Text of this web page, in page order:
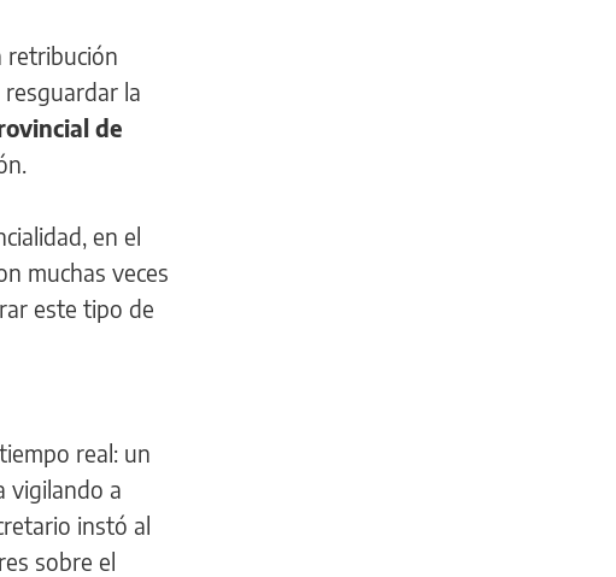
retribución
la
de
en el
muchas veces
este tipo de
real: un
vigilando a
instó al
sobre el